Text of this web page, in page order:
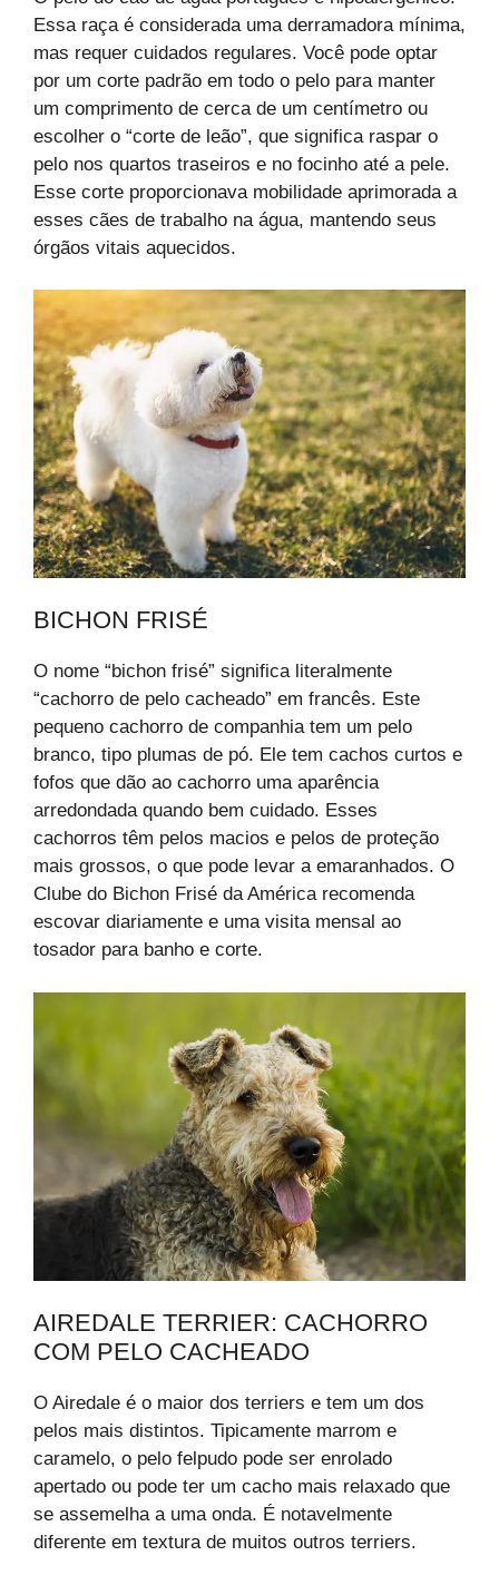
Essa raça é considerada uma derramadora mínima,
mas requer cuidados regulares. Você pode optar
por um corte padrão em todo o pelo para manter
um comprimento de cerca de um centímetro ou
escolher o “corte de leão”, que significa raspar o
pelo nos quartos traseiros e no focinho até a pele.
Esse corte proporcionava mobilidade aprimorada a
esses cães de trabalho na água, mantendo seus
órgãos vitais aquecidos.
BICHON FRISÉ
O nome “bichon frisé” significa literalmente
“cachorro de pelo cacheado” em francês. Este
pequeno cachorro de companhia tem um pelo
branco, tipo plumas de pó. Ele tem cachos curtos e
fofos que dão ao cachorro uma aparência
arredondada quando bem cuidado. Esses
cachorros têm pelos macios e pelos de proteção
mais grossos, o que pode levar a emaranhados. O
Clube do Bichon Frisé da América recomenda
escovar diariamente e uma visita mensal ao
tosador para banho e corte.
AIREDALE TERRIER: CACHORRO
COM PELO CACHEADO
O Airedale é o maior dos terriers e tem um dos
pelos mais distintos. Tipicamente marrom e
caramelo, o pelo felpudo pode ser enrolado
apertado ou pode ter um cacho mais relaxado que
se assemelha a uma onda. É notavelmente
diferente em textura de muitos outros terriers.